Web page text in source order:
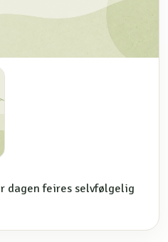
dagen feires selvfølgelig